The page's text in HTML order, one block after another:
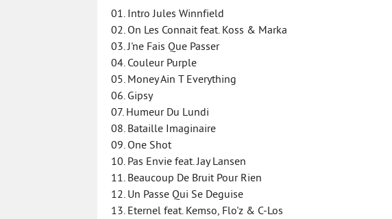
01. Intro Jules Winnfield
02. On Les Connait feat. Koss & Marka
03. J'ne Fais Que Passer
04. Couleur Purple
05. Money Ain T Everything
06. Gipsy
07. Humeur Du Lundi
08. Bataille Imaginaire
09. One Shot
10. Pas Envie feat. Jay Lansen
11. Beaucoup De Bruit Pour Rien
12. Un Passe Qui Se Deguise
13. Eternel feat. Kemso, Flo'z & C-Los